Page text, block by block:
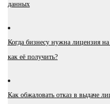
данных
Когда бизнесу нужна лицензия
как её получить?
Как обжаловать отказ в выдаче